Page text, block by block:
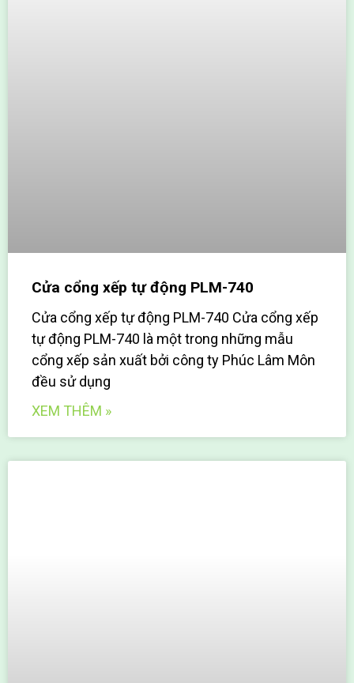
Cửa cổng xếp tự động PLM-740
Cửa cổng xếp tự động PLM-740 Cửa cổng xếp
tự động PLM-740 là một trong những mẫu
cổng xếp sản xuất bởi công ty Phúc Lâm Môn
đều sử dụng
XEM THÊM »